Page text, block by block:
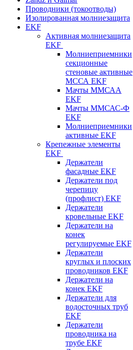
Проводники (токоотводы)
Изолированная молниезащита
EKF
Активная молниезащита
EKF
Молниеприемники
секционные
стеновые активные
МССА EKF
Мачты ММСАА
EKF
Мачты ММСАС-Ф
EKF
Молниеприемники
активные EKF
Крепежные элементы
EKF
Держатели
фасадные EKF
Держатели под
черепицу
(профлист) EKF
Держатели
кровельные EKF
Держатели на
конек
регулируемые EKF
Держатели
круглых и плоских
проводников EKF
Держатели на
конек EKF
Держатели для
водосточных труб
EKF
Держатели
проводника на
трубе EKF